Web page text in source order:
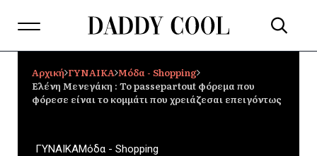
Αρχική ΓΥΝΑΙΚΑ Μόδα - Shopping
Ελένη Μενεγάκη : Το passepartout φόρεμα που
φόρεσε είναι το κομμάτι που χρειάζεσαι επειγόντως
ΓΥΝΑΙΚΑΜόδα - Shopping